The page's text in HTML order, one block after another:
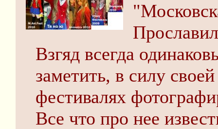
Взгяд всегда
заметить, в силу
фестивалях
Все что про нее